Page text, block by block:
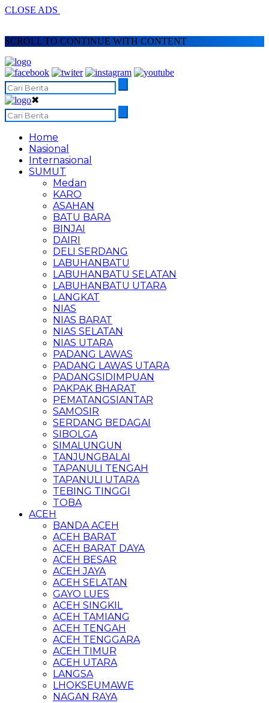
CLOSE ADS
SCROLL TO CONTINUE WITH CONTENT
✖
Home
Nasional
Internasional
SUMUT
Medan
KARO
ASAHAN
BATU BARA
BINJAI
DAIRI
DELI SERDANG
LABUHANBATU
LABUHANBATU SELATAN
LABUHANBATU UTARA
LANGKAT
NIAS
NIAS BARAT
NIAS SELATAN
NIAS UTARA
PADANG LAWAS
PADANG LAWAS UTARA
PADANGSIDIMPUAN
PAKPAK BHARAT
PEMATANGSIANTAR
SAMOSIR
SERDANG BEDAGAI
SIBOLGA
SIMALUNGUN
TANJUNGBALAI
TAPANULI TENGAH
TAPANULI UTARA
TEBING TINGGI
TOBA
ACEH
BANDA ACEH
ACEH BARAT
ACEH BARAT DAYA
ACEH BESAR
ACEH JAYA
ACEH SELATAN
GAYO LUES
ACEH SINGKIL
ACEH TAMIANG
ACEH TENGAH
ACEH TENGGARA
ACEH TIMUR
ACEH UTARA
LANGSA
LHOKSEUMAWE
NAGAN RAYA